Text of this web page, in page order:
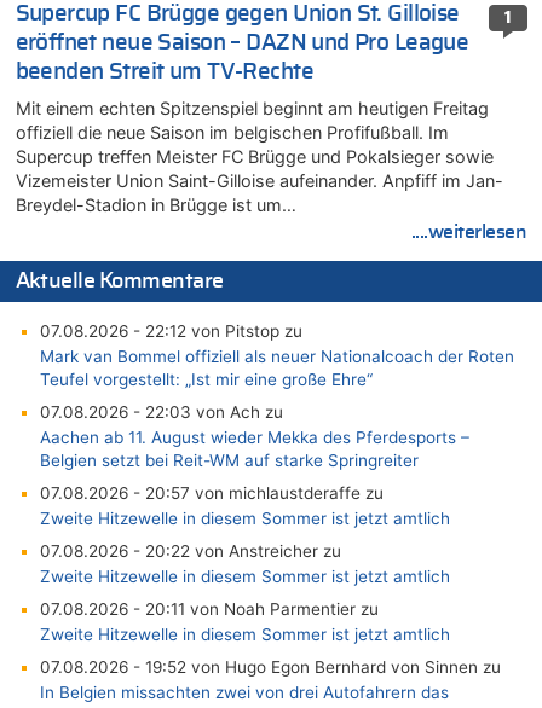
1
Supercup FC Brügge gegen Union St. Gilloise
eröffnet neue Saison – DAZN und Pro League
beenden Streit um TV-Rechte
Mit einem echten Spitzenspiel beginnt am heutigen Freitag
offiziell die neue Saison im belgischen Profifußball. Im
Supercup treffen Meister FC Brügge und Pokalsieger sowie
Vizemeister Union Saint-Gilloise aufeinander. Anpfiff im Jan-
Breydel-Stadion in Brügge ist um…
....weiterlesen
Aktuelle Kommentare
07.08.2026 - 22:12 von Pitstop zu
Mark van Bommel offiziell als neuer Nationalcoach der Roten
Teufel vorgestellt: „Ist mir eine große Ehre“
07.08.2026 - 22:03 von Ach zu
Aachen ab 11. August wieder Mekka des Pferdesports –
Belgien setzt bei Reit-WM auf starke Springreiter
07.08.2026 - 20:57 von michlaustderaffe zu
Zweite Hitzewelle in diesem Sommer ist jetzt amtlich
07.08.2026 - 20:22 von Anstreicher zu
Zweite Hitzewelle in diesem Sommer ist jetzt amtlich
07.08.2026 - 20:11 von Noah Parmentier zu
Zweite Hitzewelle in diesem Sommer ist jetzt amtlich
07.08.2026 - 19:52 von Hugo Egon Bernhard von Sinnen zu
In Belgien missachten zwei von drei Autofahrern das